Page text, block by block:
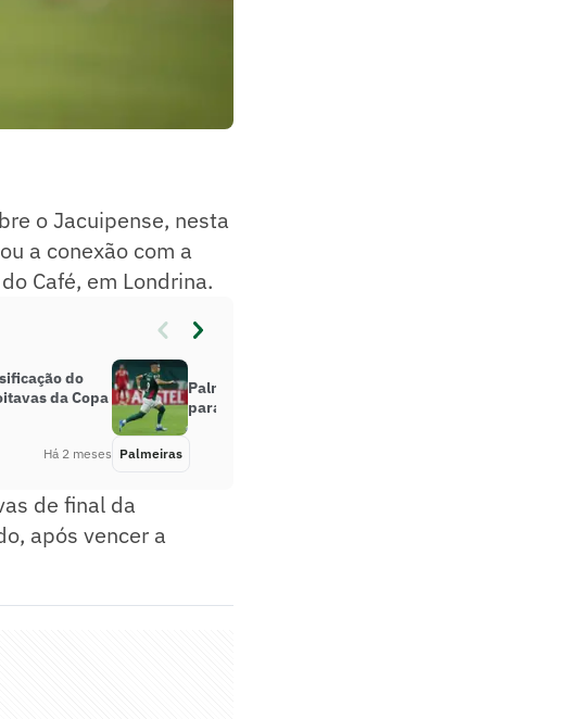
o Jacuipense, nesta
a conexão com a
Café, em Londrina.
do
da Copa
Há 2 meses
Palmeiras soma sete desfalques
para duelo contra o Jacuipense
Palmeiras
de final da
após vencer a